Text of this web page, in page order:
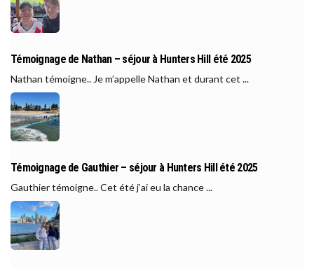
Témoignage de Nathan – séjour à Hunters Hill été 2025
Nathan témoigne.. Je m’appelle Nathan et durant cet ...
Témoignage de Gauthier – séjour à Hunters Hill été 2025
Gauthier témoigne.. Cet été j’ai eu la chance ...